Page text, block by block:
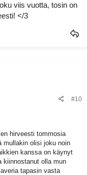
viis vuotta, tosin on
</3
#10
hirveesti tommosia
olisi joku noin
kanssa on käynyt
kiinnostanut olla mun
tapasin vasta